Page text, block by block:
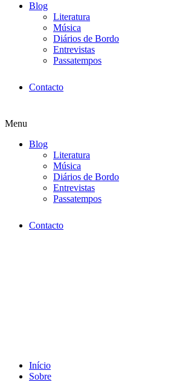
Blog
Literatura
Música
Diários de Bordo
Entrevistas
Passatempos
Contacto
Menu
Blog
Literatura
Música
Diários de Bordo
Entrevistas
Passatempos
Contacto
Início
Sobre